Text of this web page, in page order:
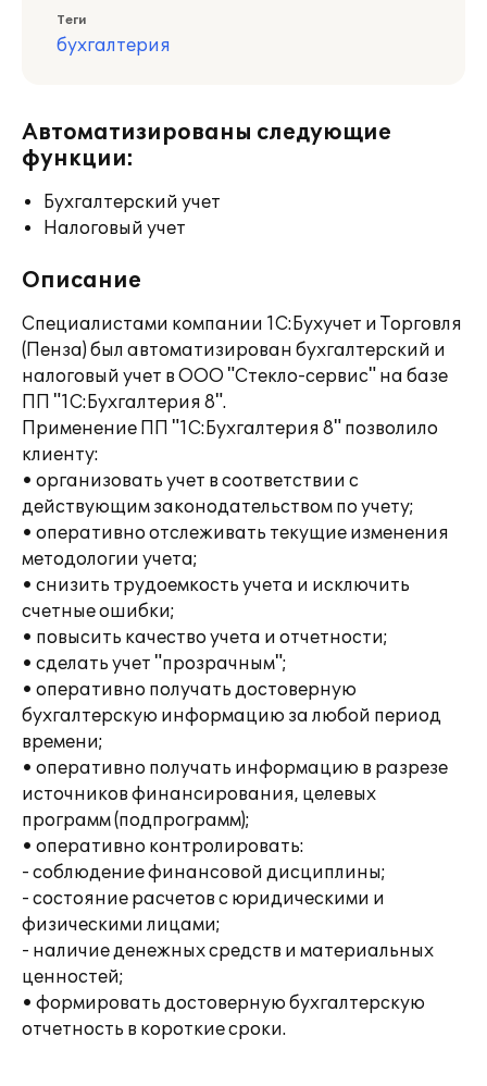
Теги
бухгалтерия
Автоматизированы следующие
функции:
Бухгалтерский учет
Налоговый учет
Описание
Специалистами компании 1С:Бухучет и Торговля
(Пенза) был автоматизирован бухгалтерский и
налоговый учет в ООО "Стекло-сервис" на базе
ПП "1С:Бухгалтерия 8".
Применение ПП "1С:Бухгалтерия 8" позволило
клиенту:
• организовать учет в соответствии с
действующим законодательством по учету;
• оперативно отслеживать текущие изменения
методологии учета;
• снизить трудоемкость учета и исключить
счетные ошибки;
• повысить качество учета и отчетности;
• сделать учет "прозрачным";
• оперативно получать достоверную
бухгалтерскую информацию за любой период
времени;
• оперативно получать информацию в разрезе
источников финансирования, целевых
программ (подпрограмм);
• оперативно контролировать:
- соблюдение финансовой дисциплины;
- состояние расчетов с юридическими и
физическими лицами;
- наличие денежных средств и материальных
ценностей;
• формировать достоверную бухгалтерскую
отчетность в короткие сроки.